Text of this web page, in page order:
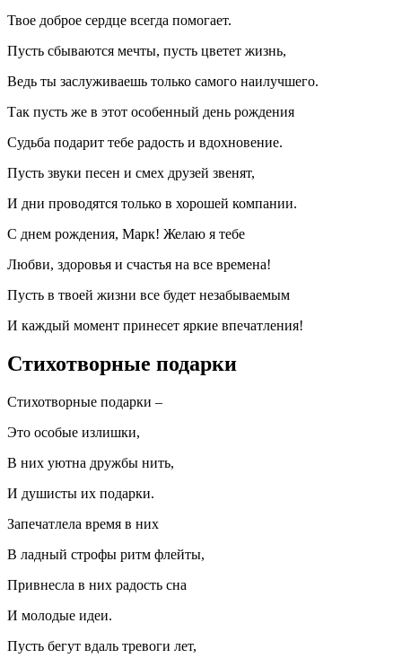
Твое доброе сердце всегда помогает.
Пусть сбываются мечты, пусть цветет жизнь,
Ведь ты заслуживаешь только самого наилучшего.
Так пусть же в этот особенный день рождения
Судьба подарит тебе радость и вдохновение.
Пусть звуки песен и смех друзей звенят,
И дни проводятся только в хорошей компании.
С днем рождения, Марк! Желаю я тебе
Любви, здоровья и счастья на все времена!
Пусть в твоей жизни все будет незабываемым
И каждый момент принесет яркие впечатления!
Стихотворные подарки
Стихотворные подарки –
Это особые излишки,
В них уютна дружбы нить,
И душисты их подарки.
Запечатлела время в них
В ладный строфы ритм флейты,
Привнесла в них радость сна
И молодые идеи.
Пусть бегут вдаль тревоги лет,